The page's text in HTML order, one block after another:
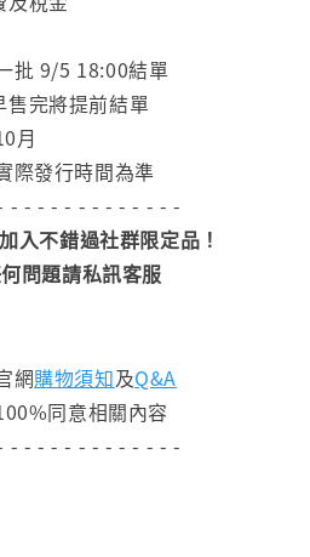
批 9/5 18:00結單
完將提前結單
月
際發行時間為準
- - - - - - - - - - - - -
入不錯過社群限定品！
問題請私訊客服
網購物須知及Q&A
同意相關內容
- - - - - - - - - - - - -